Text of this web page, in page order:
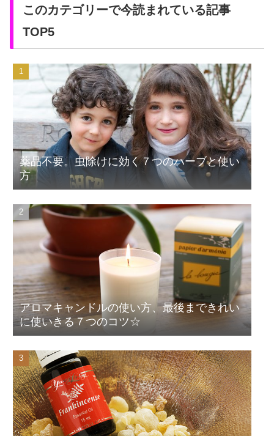
このカテゴリーで今読まれている記事
TOP5
薬品不要。虫除けに効く７つのハーブと使い
方
アロマキャンドルの使い方、最後まできれい
に使いきる７つのコツ☆